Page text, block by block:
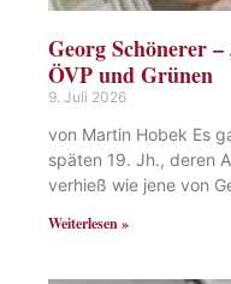
Georg Schönerer –
ÖVP und Grünen
9. Juli 2026
von Martin Hobek Es
späten 19. Jh., deren
verhieß wie jene von
Weiterlesen »